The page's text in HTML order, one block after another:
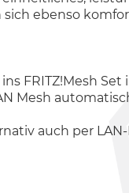
ebenso
FRITZ!Mesh Set
Mesh
auch per